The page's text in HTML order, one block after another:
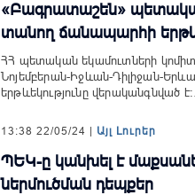
«Բագրատաշեն»
տանող ճանապարհի
ՀՀ պետական եկամուտների
Նոյեմբերան-Իջևան-Դիլիջան-
երթևեկությունը վերականգնված
13:38 22/05/24 | Այլ Լուրեր
ՊԵԿ-ը կանխել է
ներմուծման դեպքեր